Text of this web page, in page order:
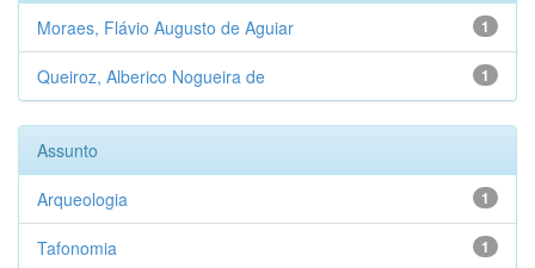
1
Moraes, Flávio Augusto de Aguiar
1
Queiroz, Alberico Nogueira de
Assunto
1
Arqueologia
1
Tafonomia